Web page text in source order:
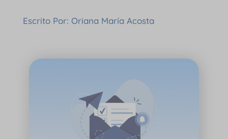
Escrito Por: Oriana María Acosta